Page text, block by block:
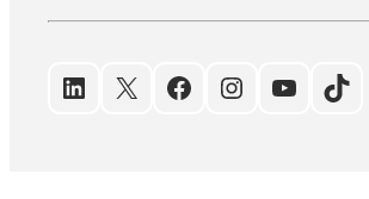
LinkedIn
X Facebook
Instagram
YouTube